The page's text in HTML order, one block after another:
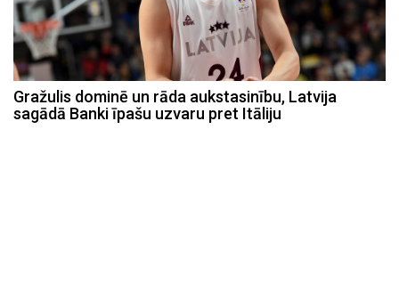
Gražulis dominē un rāda aukstasinību, Latvija
sagādā Banki īpašu uzvaru pret Itāliju